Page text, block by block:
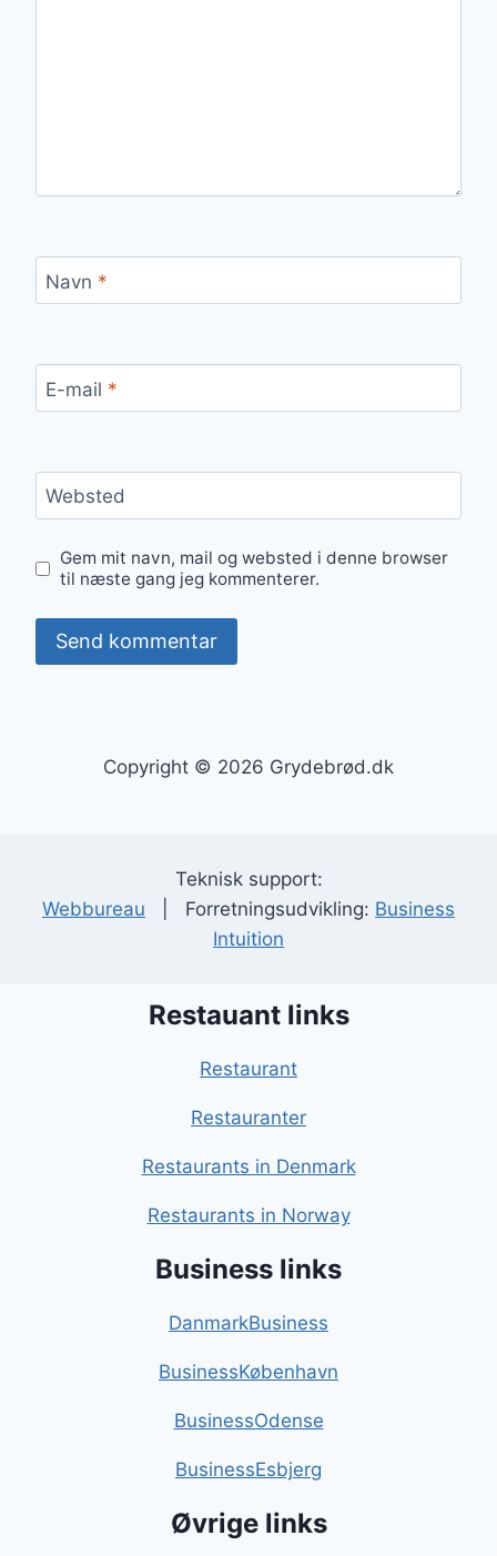
Navn *
E-mail *
Websted
Gem mit navn, mail og websted i denne browser
til næste gang jeg kommenterer.
Copyright © 2026 Grydebrød.dk
Teknisk support:
Webbureau | Forretningsudvikling: Business
Intuition
Restauant links
Restaurant
Restauranter
Restaurants in Denmark
Restaurants in Norway
Business links
DanmarkBusiness
BusinessKøbenhavn
BusinessOdense
BusinessEsbjerg
Øvrige links